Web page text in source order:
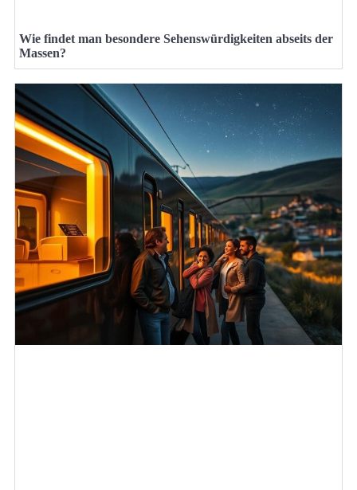
Wie findet man besondere Sehenswürdigkeiten abseits der
Massen?